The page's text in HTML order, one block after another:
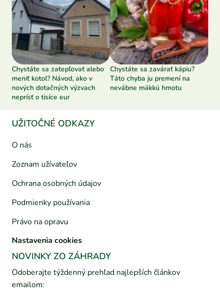
Chystáte sa zatepľovať alebo
meniť kotol? Návod, ako v
nových dotačných výzvach
neprísť o tisíce eur
Chystáte sa zavárať kápiu?
Táto chyba ju premení na
nevábne mäkkú hmotu
UŽITOČNÉ ODKAZY
O nás
Zoznam užívateľov
Ochrana osobných údajov
Podmienky používania
Právo na opravu
Nastavenia cookies
NOVINKY ZO ZÁHRADY
Odoberajte týždenný prehľad najlepších článkov
emailom: